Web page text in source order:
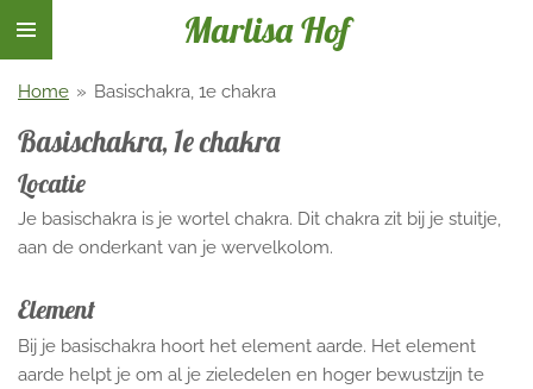
Ga
naar
hoofdinhoud
Marlisa Hof
Home » Basischakra, 1e chakra
Basischakra, 1e chakra
Locatie
Je basischakra is je wortel chakra. Dit chakra zit bij je stuitje,
aan de onderkant van je wervelkolom.
Element
Bij je basischakra hoort het element aarde. Het element
aarde helpt je om al je zieledelen en hoger bewustzijn te